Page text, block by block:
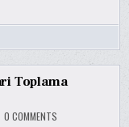
Toplama
0 COMMENTS